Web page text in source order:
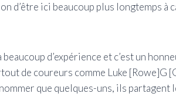
d’être ici beaucoup plus longtemps à
beaucoup d’expérience et c’est un
de coureurs comme Luke [Rowe]G
que quelques-uns, ils